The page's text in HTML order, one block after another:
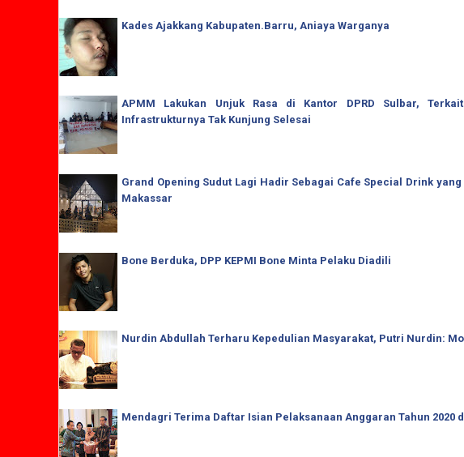
Kades Ajakkang Kabupaten.Barru, Aniaya Warganya
APMM Lakukan Unjuk Rasa di Kantor DPRD Sulbar,
Infrastrukturnya Tak Kunjung Selesai
Grand Opening Sudut Lagi Hadir Sebagai Cafe Special Drink
Makassar
Bone Berduka, DPP KEPMI Bone Minta Pelaku Diadili
Nurdin Abdullah Terharu Kepedulian Masyarakat, Putri Nurdin:
Mendagri Terima Daftar Isian Pelaksanaan Anggaran Tahun 2020